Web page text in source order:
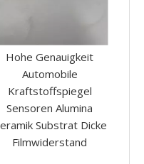
Tragbare 110 V 220
10 g/h 20g/h O3
Luftreiniger
e für den Haushalt